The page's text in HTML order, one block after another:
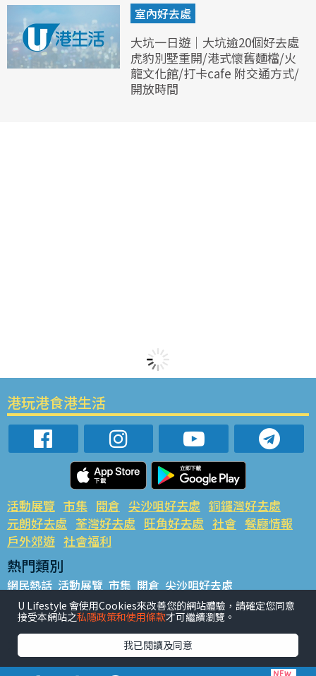
室內好去處
大坑一日遊｜大坑逾20個好去處
虎豹別墅重開/港式懷舊麵檔/火
龍文化館/打卡cafe 附交通方式/
開放時間
港玩港食港生活
活動展覽 市集 開倉 尖沙咀好去處 銅鑼灣好去處
元朗好去處 荃灣好去處 旺角好去處 社會 餐廳情報
戶外郊遊 社會福利
熱門類別
網民熱話 活動展覽 市集 開倉 尖沙咀好去處
銅鑼灣好去處 元朗好去處 荃灣好去處 旺角好去處 社會
餐廳情報 戶外郊遊
熱門標籤
#UGO搵好去處 #人氣活動推介 #美食社群熱話
U Lifestyle 會使用Cookies來改善您的網站體驗，請確定您同意
接受本網站之私隱政策和使用條款才可繼續瀏覽。
我已閱讀及同意